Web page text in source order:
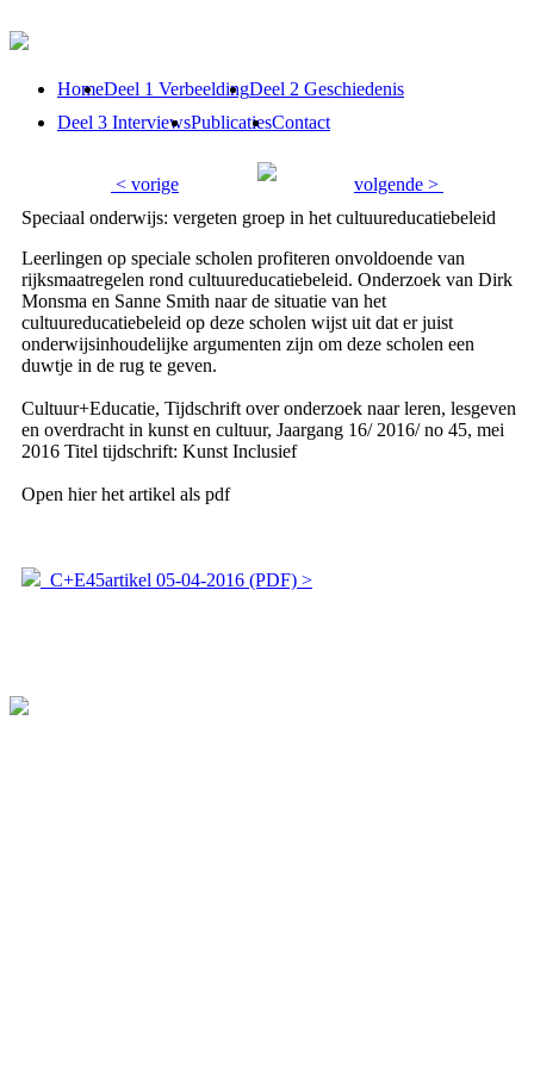
HomeDeel 1 VerbeeldingDeel 2 Geschiedenis
Deel 3 InterviewsPublicatiesContact
< vorige
volgende >
Speciaal onderwijs: vergeten groep in het cultuureducatiebeleid
Leerlingen op speciale scholen profiteren onvoldoende van
rijksmaatregelen rond cultuureducatiebeleid. Onderzoek van Dirk
Monsma en Sanne Smith naar de situatie van het
cultuureducatiebeleid op deze scholen wijst uit dat er juist
onderwijsinhoudelijke argumenten zijn om deze scholen een
duwtje in de rug te geven.
Cultuur+Educatie, Tijdschrift over onderzoek naar leren, lesgeven
en overdracht in kunst en cultuur, Jaargang 16/ 2016/ no 45, mei
2016 Titel tijdschrift: Kunst Inclusief
Open hier het artikel als pdf
C+E45artikel 05-04-2016 (PDF) >